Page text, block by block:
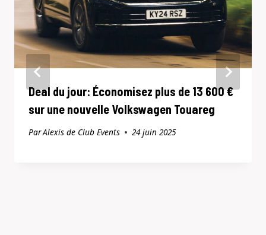
Deal du jour: Économisez plus de 13 600 €
sur une nouvelle Volkswagen Touareg
ParAlexis de Club Events 24 juin 2025